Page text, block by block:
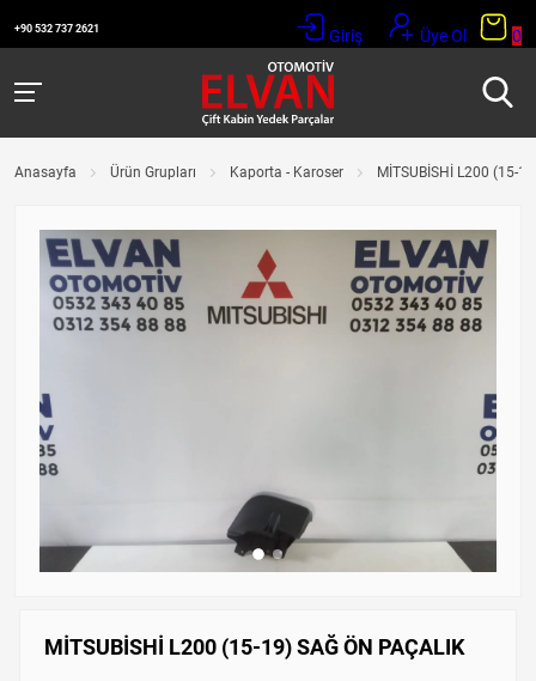
+90 532 737 2621 Giriş Üye Ol 0
Anasayfa Ürün Grupları Kaporta - Karoser MİTSUBİSHİ L200 (15-
MİTSUBİSHİ L200 (15-19) SAĞ ÖN PAÇALIK